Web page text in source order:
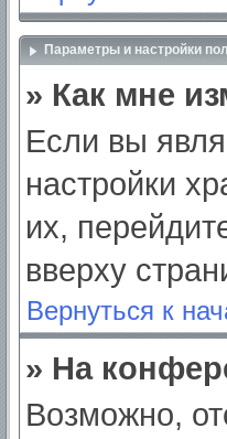
Параметры и настройки
» Как мне
Если вы
настройки
их,
вверху
Вернуться к
» На
Возможно,